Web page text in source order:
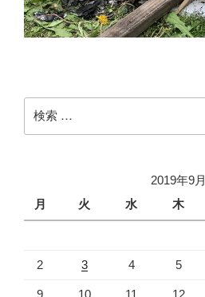
索:
2019年9月
月
火 水 木
2 3 4 5
9 10 11 12